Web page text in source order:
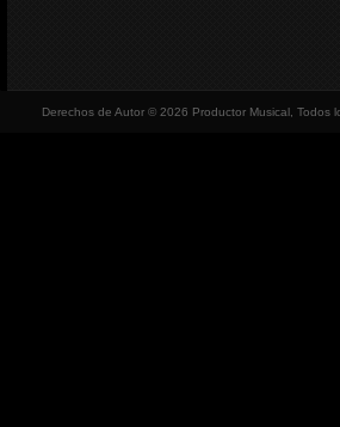
Derechos de Autor © 2026 Productor Musical, Todos